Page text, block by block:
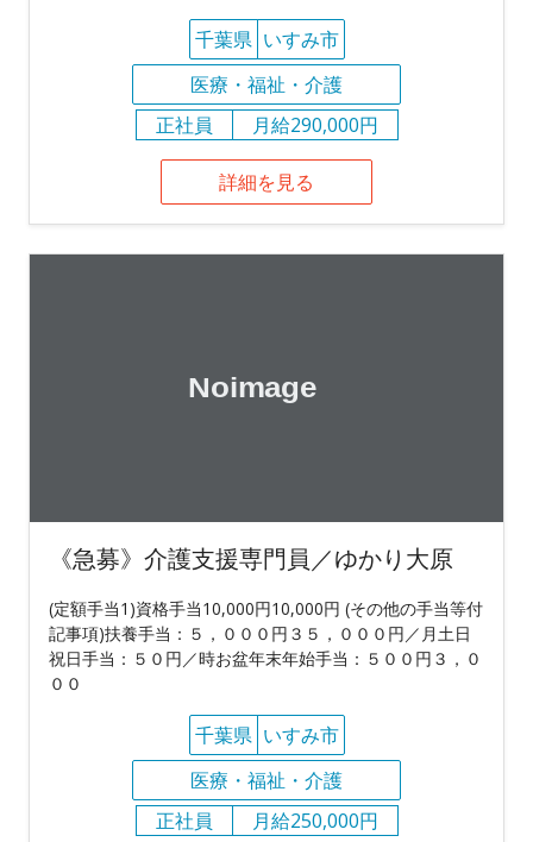
千葉県 いすみ市
医療・福祉・介護
正社員
月給290,000円
詳細を見る
《急募》介護支援専門員／ゆかり大原
(定額手当1)資格手当10,000円10,000円 (その他の手当等付
記事項)扶養手当：５，０００円３５，０００円／月土日
祝日手当：５０円／時お盆年末年始手当：５００円３，０
００
千葉県 いすみ市
医療・福祉・介護
正社員
月給250,000円